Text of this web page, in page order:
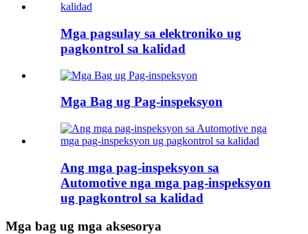
Mga pagsulay sa elektroniko ug
pagkontrol sa kalidad
Mga Bag ug Pag-inspeksyon
Ang mga pag-inspeksyon sa
Automotive nga mga pag-inspeksyon
ug pagkontrol sa kalidad
Mga bag ug mga aksesorya